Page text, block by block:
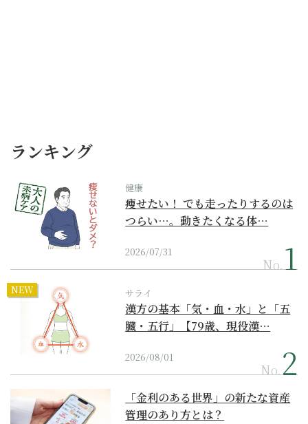
ランキング
健康
痩せたい！ でも走ったりするのは
つらい…。動きたくなる体…
2026/07/31
No.
NEW サライ
漢方の基本「気・血・水」と「五
臓・五行」【79歳、現役漢…
2026/08/01
No.
「金利のある世界」の新たな資産
管理のあり方とは？